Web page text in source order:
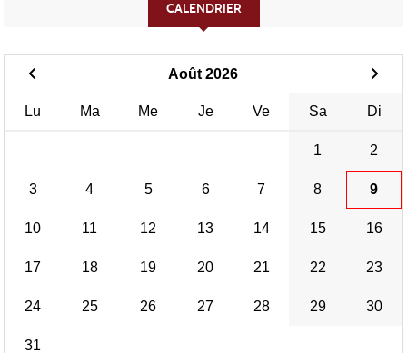
CALENDRIER
Août 2026
Lu Ma Me Je Ve Sa Di
1 2
3 4 5 6 7 8 9
10 11 12 13 14 15 16
17 18 19 20 21 22 23
24 25 26 27 28 29 30
31